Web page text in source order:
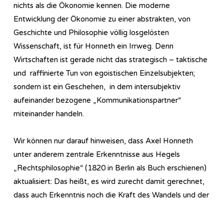
nichts als die Ökonomie kennen. Die moderne
Entwicklung der Ökonomie zu einer abstrakten, von
Geschichte und Philosophie völlig losgelösten
Wissenschaft, ist für Honneth ein Irrweg. Denn
Wirtschaften ist gerade nicht das strategisch – taktische
und raffinierte Tun von egoistischen Einzelsubjekten;
sondern ist ein Geschehen, in dem intersubjektiv
aufeinander bezogene „Kommunikationspartner“
miteinander handeln.
Wir können nur darauf hinweisen, dass Axel Honneth
unter anderem zentrale Erkenntnisse aus Hegels
„Rechtsphilosophie“ (1820 in Berlin als Buch erschienen)
aktualisiert: Das heißt, es wird zurecht damit gerechnet,
dass auch Erkenntnis noch die Kraft des Wandels und der